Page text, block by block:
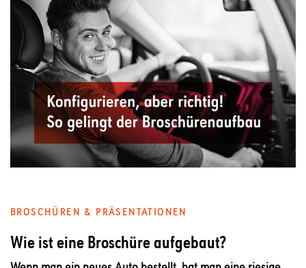
BROSCHÜREN & PRÄSENTATIONEN
Wie ist eine Broschüre aufgebaut?